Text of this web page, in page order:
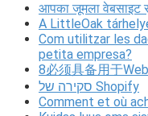
आपका जूमला वेबसाइट
A LittleOak
Com utilitzar les
petita empresa?
8必须具备用于
סקירה של Shopify
Comment et où